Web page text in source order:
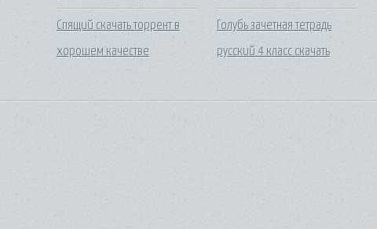
Спящий скачать торрент в
хорошем качестве
Голубь зачетная тетрадь
русский 4 класс скачать